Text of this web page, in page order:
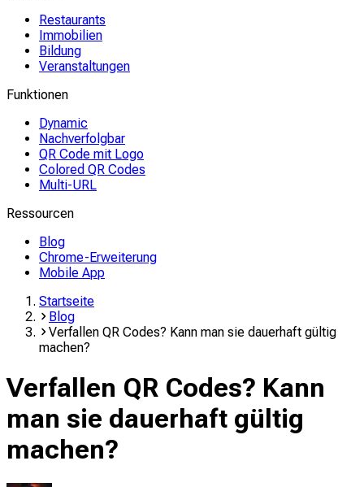
Restaurants
Immobilien
Bildung
Veranstaltungen
Funktionen
Dynamic
Nachverfolgbar
QR Code mit Logo
Colored QR Codes
Multi-URL
Ressourcen
Blog
Chrome-Erweiterung
Mobile App
Startseite
Blog
Verfallen QR Codes? Kann man sie dauerhaft gültig
machen?
Verfallen QR Codes? Kann
man sie dauerhaft gültig
machen?